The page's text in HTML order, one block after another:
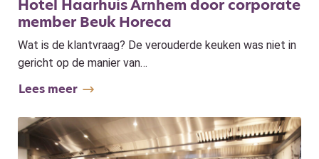
Hotel Haarhuis Arnhem door corporate
member Beuk Horeca
Wat is de klantvraag? De verouderde keuken was niet in
gericht op de manier van…
Lees meer